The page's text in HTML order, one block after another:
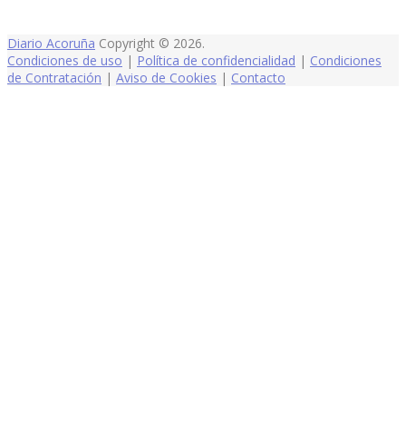
Diario Acoruña Copyright © 2026.
Condiciones de uso | Política de confidencialidad | Condiciones
de Contratación | Aviso de Cookies | Contacto